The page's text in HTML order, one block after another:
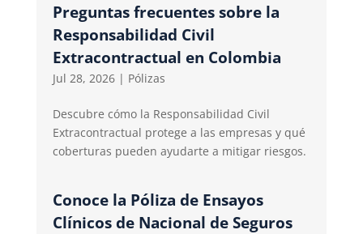
Preguntas frecuentes sobre la
Responsabilidad Civil
Extracontractual en Colombia
Jul 28, 2026| Pólizas
Descubre cómo la Responsabilidad Civil
Extracontractual protege a las empresas y qué
coberturas pueden ayudarte a mitigar riesgos.
Conoce la Póliza de Ensayos
Clínicos de Nacional de Seguros